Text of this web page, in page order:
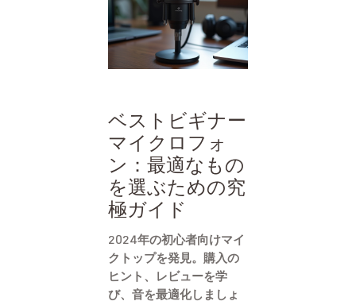
ベストビギナー
マイクロフォ
ン：最適なもの
を選ぶための究
極ガイド
2024年の初心者向けマイ
クトップを発見。購入の
ヒント、レビューを学
び、音を最適化しましょ